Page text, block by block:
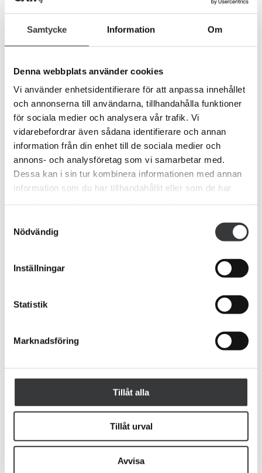
Samtycke Information Om
Denna webbplats använder cookies
Vi använder enhetsidentifierare för att anpassa innehållet
och annonserna till användarna, tillhandahålla funktioner
för sociala medier och analysera vår trafik. Vi
vidarebefordrar även sådana identifierare och annan
information från din enhet till de sociala medier och
annons- och analysföretag som vi samarbetar med.
Dessa kan i sin tur kombinera informationen med annan
information som du har tillhandahållit eller som de har
Nödvändig
Inställningar
Statistik
Marknadsföring
Tillåt alla
Tillåt urval
Avvisa
Senaste inlägg
Kryddhyllan.nu – SEO-case efter 96% synlighetstapp